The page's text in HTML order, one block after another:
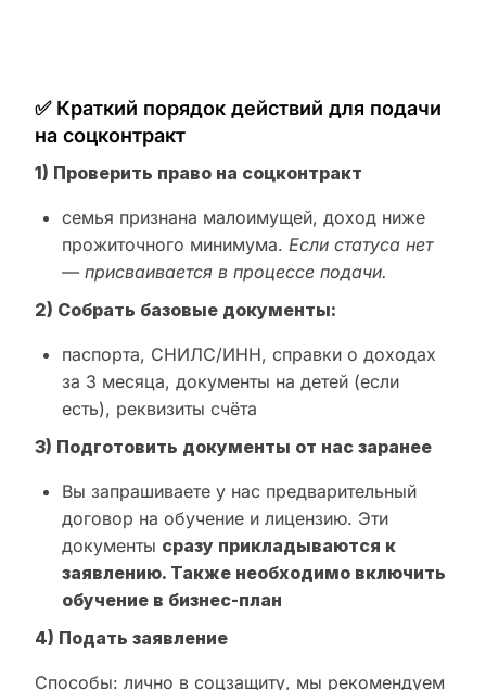
✅ Краткий порядок действий для подачи
на соцконтракт
1) Проверить право на соцконтракт
семья признана малоимущей, доход ниже
прожиточного минимума. Если статуса нет
— присваивается в процессе подачи.
2) Собрать базовые документы:
паспорта, СНИЛС/ИНН, справки о доходах
за 3 месяца, документы на детей (если
есть), реквизиты счёта
3) Подготовить документы от нас заранее
Вы запрашиваете у нас предварительный
договор на обучение и лицензию. Эти
документы сразу прикладываются к
заявлению. Также необходимо включить
обучение в бизнес-план
4) Подать заявление
Способы: лично в соцзащиту, мы рекомендуем